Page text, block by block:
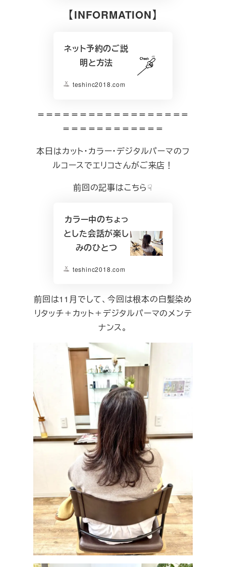
【INFORMATION】
ネット予約のご説
明と方法
teshinc2018.com
＝＝＝＝＝＝＝＝＝＝＝＝＝＝＝＝＝＝
＝＝＝＝＝＝＝＝＝＝＝＝
本日はカット・カラー・デジタルパーマのフ
ルコースでエリコさんがご来店！
前回の記事はこちら☟
カラー中のちょっ
とした会話が楽し
みのひとつ
teshinc2018.com
前回は11月でして、今回は根本の白髪染め
リタッチ＋カット＋デジタルパーマのメンテ
ナンス。